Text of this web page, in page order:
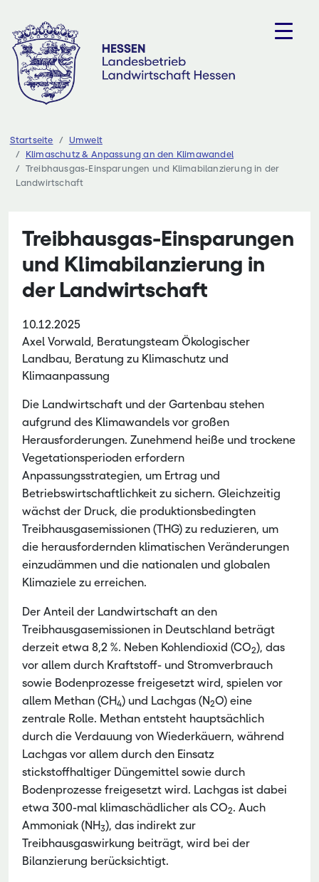
Inhalt
springen
Startseite
Umwelt
Klimaschutz & Anpassung an den Klimawandel
Treibhausgas-Einsparungen und Klimabilanzierung in der
Landwirtschaft
Treibhausgas-Einsparungen
und Klimabilanzierung in
der Landwirtschaft
10.12.2025
Axel Vorwald, Beratungsteam Ökologischer
Landbau, Beratung zu Klimaschutz und
Klimaanpassung
Die Landwirtschaft und der Gartenbau stehen
aufgrund des Klimawandels vor großen
Herausforderungen. Zunehmend heiße und trockene
Vegetationsperioden erfordern
Anpassungsstrategien, um Ertrag und
Betriebswirtschaftlichkeit zu sichern. Gleichzeitig
wächst der Druck, die produktionsbedingten
Treibhausgasemissionen (THG) zu reduzieren, um
die herausfordernden klimatischen Veränderungen
einzudämmen und die nationalen und globalen
Klimaziele zu erreichen.
Der Anteil der Landwirtschaft an den
Treibhausgasemissionen in Deutschland beträgt
derzeit etwa 8,2 %. Neben Kohlendioxid (CO2), das
vor allem durch Kraftstoff- und Stromverbrauch
sowie Bodenprozesse freigesetzt wird, spielen vor
allem Methan (CH4) und Lachgas (N2O) eine
zentrale Rolle. Methan entsteht hauptsächlich
durch die Verdauung von Wiederkäuern, während
Lachgas vor allem durch den Einsatz
stickstoffhaltiger Düngemittel sowie durch
Bodenprozesse freigesetzt wird. Lachgas ist dabei
etwa 300-mal klimaschädlicher als CO2. Auch
Ammoniak (NH3), das indirekt zur
Treibhausgaswirkung beiträgt, wird bei der
Bilanzierung berücksichtigt.